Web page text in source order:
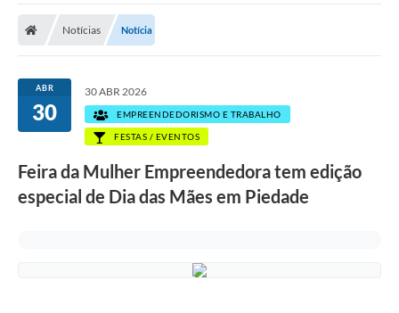
Notícias Notícia
ABR
30
30 ABR 2026
EMPREENDEDORISMO E TRABALHO
FESTAS / EVENTOS
Feira da Mulher Empreendedora tem edição
especial de Dia das Mães em Piedade